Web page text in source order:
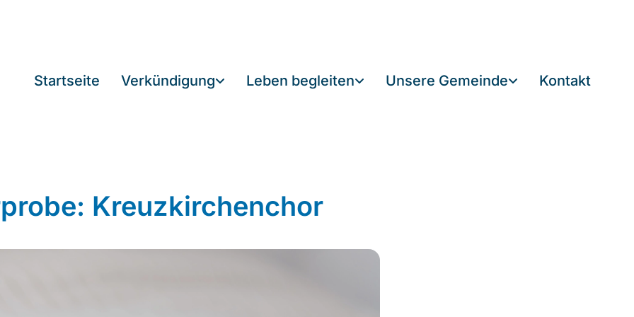
Startseite Verkündigung Leben begleiten Unsere Gemeinde Kontakt
Kreuzkirchenchor